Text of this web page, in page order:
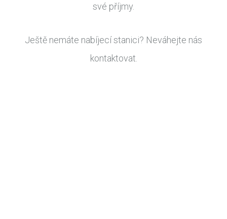
své příjmy.
Ještě nemáte nabíjecí stanici? Neváhejte nás
kontaktovat.